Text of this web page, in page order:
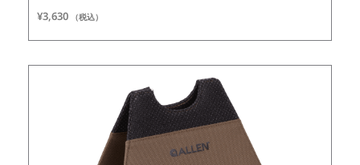
¥3,630 （税込）